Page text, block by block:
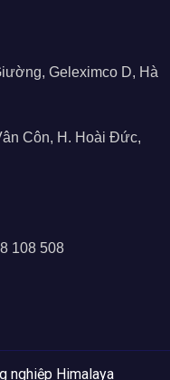
Geleximco D, Hà
Côn, H. Hoài Đức,
108 508
nghiệp Himalaya